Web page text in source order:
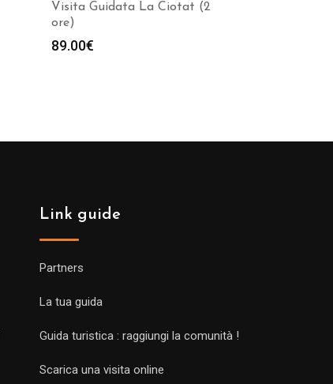
Visita Guidata La Ciotat (2
ore)
89.00€
Link guide
Partners
La tua guida
Guida turistica : raggiungi la comunità !
Scarica una visita online